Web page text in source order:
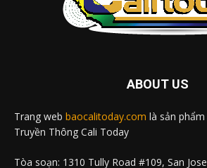
ABOUT US
Trang web baocalitoday.com là sản
Truyền Thông Cali Today
Tòa soạn: 1310 Tully Road #109, San